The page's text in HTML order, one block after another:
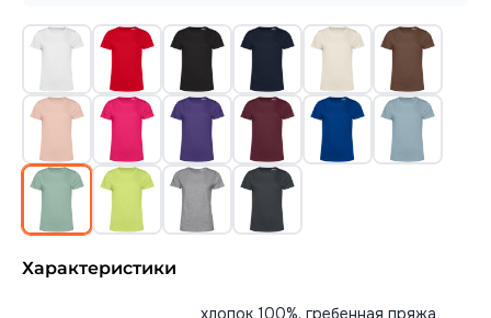
Характеристики
хлопок 100%, гребенная пряжа